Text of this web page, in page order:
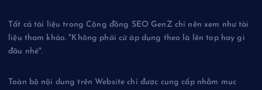
Tất cả tài liệu trong Cộng đồng SEO GenZ chỉ nên xem như tài
liệu tham khảo. "Không phải cứ áp dụng theo là lên top hay gì
đâu nhé".
Toàn bộ nội dung trên Website chỉ được cung cấp nhằm mục